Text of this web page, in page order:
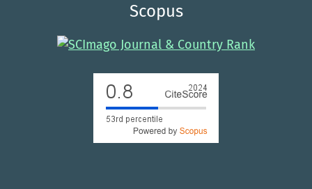
Scopus